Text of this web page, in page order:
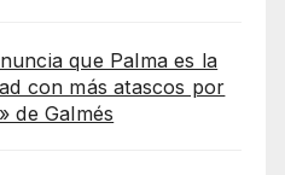
que Palma es la
con más atascos por
de Galmés